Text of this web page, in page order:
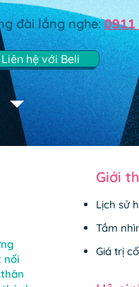
đài lắng nghe:0911
Liên hệ với Beli
nối
Giới
Lịch sử
Tầm
Giá trị